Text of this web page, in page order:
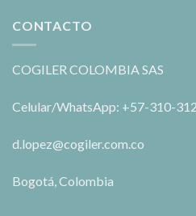
CONTACTO
COGILER COLOMBIA SAS
Celular/WhatsApp: +57-310-
d.lopez@cogiler.com.co
Bogotá, Colombia